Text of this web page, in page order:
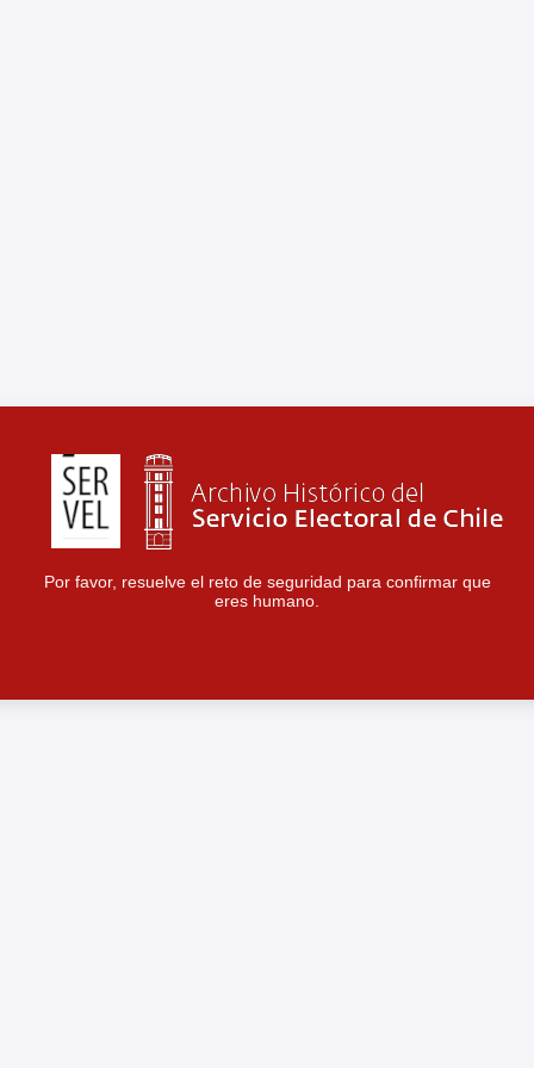
Por favor, resuelve el reto de seguridad para confirmar que
eres humano.